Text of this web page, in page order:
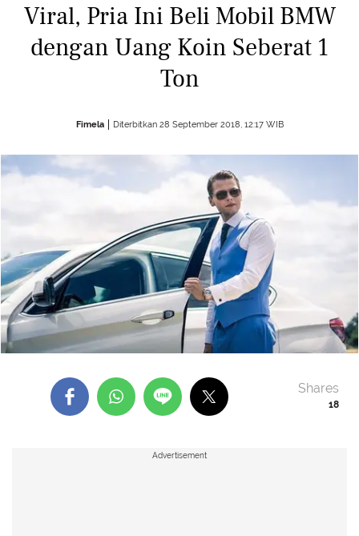
Viral, Pria Ini Beli Mobil BMW
dengan Uang Koin Seberat 1
Ton
Fimela Diterbitkan 28 September 2018, 12:17 WIB
18
Shares
Advertisement